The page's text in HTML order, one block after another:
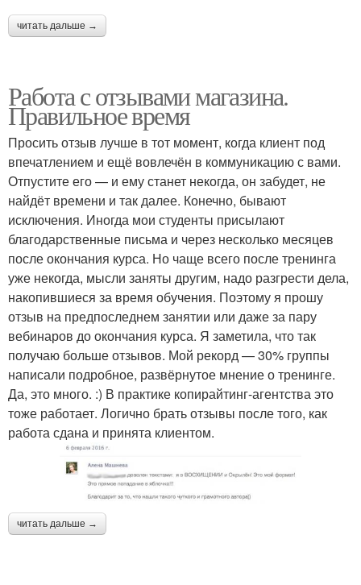
читать дальше →
Работа с отзывами магазина.
Правильное время
Просить отзыв лучше в тот момент, когда клиент под
впечатлением и ещё вовлечён в коммуникацию с вами.
Отпустите его — и ему станет некогда, он забудет, не
найдёт времени и так далее. Конечно, бывают
исключения. Иногда мои студенты присылают
благодарственные письма и через несколько месяцев
после окончания курса. Но чаще всего после тренинга
уже некогда, мысли заняты другим, надо разгрести дела,
накопившиеся за время обучения. Поэтому я прошу
отзыв на предпоследнем занятии или даже за пару
вебинаров до окончания курса. Я заметила, что так
получаю больше отзывов. Мой рекорд — 30% группы
написали подробное, развёрнутое мнение о тренинге.
Да, это много. :) В практике копирайтинг-агентства это
тоже работает. Логично брать отзывы после того, как
работа сдана и принята клиентом.
читать дальше →